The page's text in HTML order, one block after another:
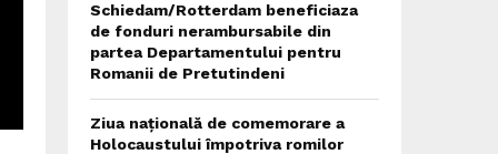
Schiedam/Rotterdam beneficiaza
de fonduri nerambursabile din
partea Departamentului pentru
Romanii de Pretutindeni
Ziua națională de comemorare a
Holocaustului împotriva romilor